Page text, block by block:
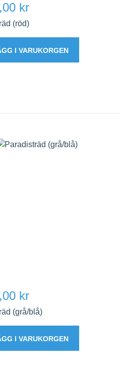
kr
(röd)
I VARUKORGEN
kr
(grå/blå)
I VARUKORGEN